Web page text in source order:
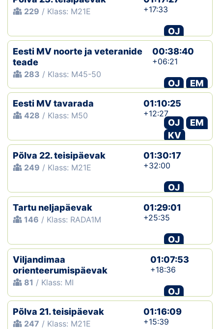
229 / Klass: M21E +17:33
OJ
Eesti MV noorte ja veteranide
teade
283 / Klass: M45-50
00:38:40
+06:21
OJ
EM
Eesti MV tavarada
428 / Klass: M50
01:10:25
+12:27
OJ
EM
KV
Põlva 22. teisipäevak
249 / Klass: M21E
01:30:17
+32:00
OJ
Tartu neljapäevak
146 / Klass: RADA1M
01:29:01
+25:35
OJ
Viljandimaa
orienteerumispäevak
81 / Klass: MI
01:07:53
+18:36
OJ
Põlva 21. teisipäevak
247 / Klass: M21E
01:16:09
+15:39